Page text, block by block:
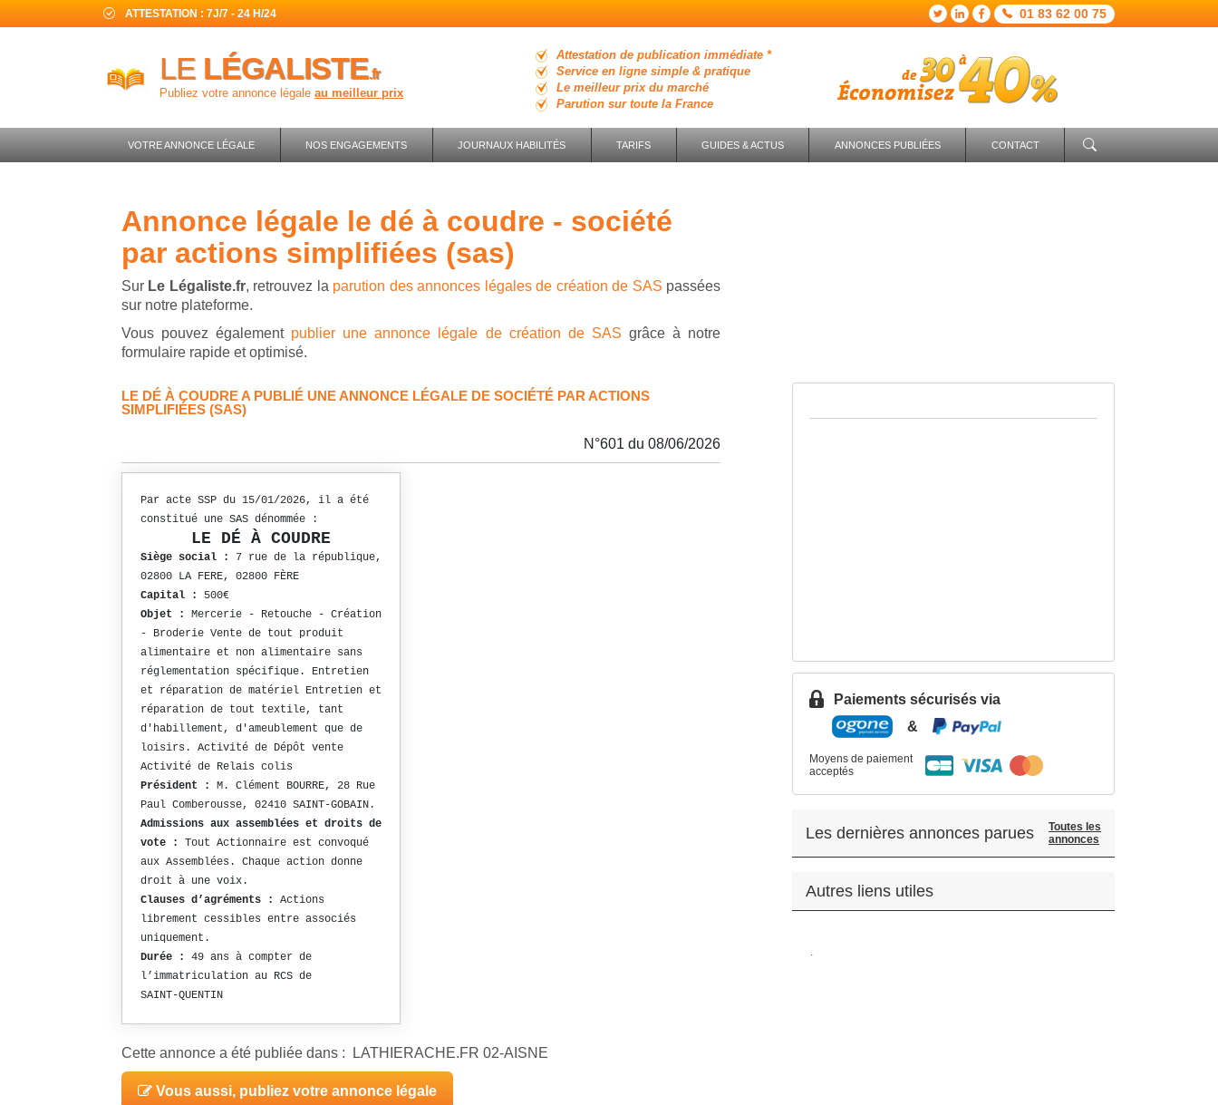
ATTESTATION : 7J/7 - 24 H/24 01 83 62 00 75
LE LÉGALISTE.fr
Publiez votre annonce légale au meilleur prix
Attestation de publication immédiate *
Service en ligne simple & pratique
Le meilleur prix du marché
Parution sur toute la France
VOTRE ANNONCE LÉGALE NOS ENGAGEMENTS JOURNAUX HABILITÉS TARIFS GUIDES & ACTUS ANNONCES PUBLIÉES CONTACT
annonce légale le dé à coudre - société
par actions simplifiées (sas)
Sur Le Légaliste.fr, retrouvez la parution des annonces légales de création de SAS passées
sur notre plateforme.
Vous pouvez également publier une annonce légale de création de SAS grâce à notre
formulaire rapide et optimisé.
LE DÉ À COUDRE A PUBLIÉ UNE ANNONCE LÉGALE DE SOCIÉTÉ PAR ACTIONS
SIMPLIFIÉES (SAS)
N°601 du 08/06/2026
Par acte SSP du 15/01/2026, il a été
constitué une SAS dénommée :
LE DÉ À COUDRE
Siège social :
7 rue de la république,
02800 LA FERE, 02800 FÈRE
Capital :
500€
Objet :
Mercerie - Retouche - Création
- Broderie Vente de tout produit
alimentaire et non alimentaire sans
réglementation spécifique. Entretien
et réparation de matériel Entretien et
réparation de tout textile, tant
d'habillement, d'ameublement que de
loisirs. Activité de Dépôt vente
Activité de Relais colis
Président :
M. Clément BOURRE, 28 Rue
Paul Comberousse, 02410 SAINT-GOBAIN.
Admissions aux assemblées et droits de
vote : Tout Actionnaire est convoqué
aux Assemblées. Chaque action donne
droit à une voix.
Clauses d’agréments :
Actions
librement cessibles entre associés
uniquement.
Durée :
49 ans à compter de
l’immatriculation au RCS de
SAINT-QUENTIN
Cette annonce a été publiée dans : LATHIERACHE.FR 02-AISNE
Vous aussi, publiez votre annonce légale
Paiements sécurisés via
&
Moyens de paiement
acceptés
Les dernières annonces parues
Toutes les
annonces
Autres liens utiles
.